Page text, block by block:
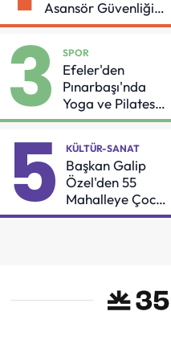
Asansör Güvenliği
İçin Önemli Protokol
3 SPOR
Efeler'den
Pınarbaşı'nda
Yoga ve Pilates
Buluşması
5 KÜLTÜR-SANAT
Başkan Galip
Özel'den 55
Mahalleye Çocuk
Şenliği